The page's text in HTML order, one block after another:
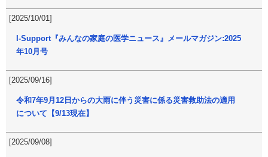
[2025/10/01]
I-Support『みんなの家庭の医学ニュース』メールマガジン:2025
年10月号
[2025/09/16]
令和7年9月12日からの大雨に伴う災害に係る災害救助法の適用
について【9/13現在】
[2025/09/08]